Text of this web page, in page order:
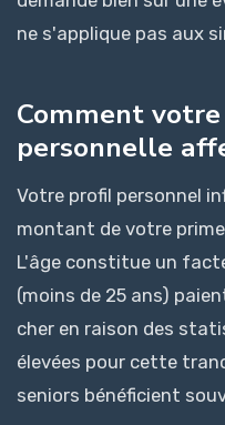
ne s'applique pas aux
Comment
personnelle
Votre profil personnel
montant de votre
L'âge constitue un
(moins de 25 ans)
cher en raison des
élevées pour cette
seniors bénéficient